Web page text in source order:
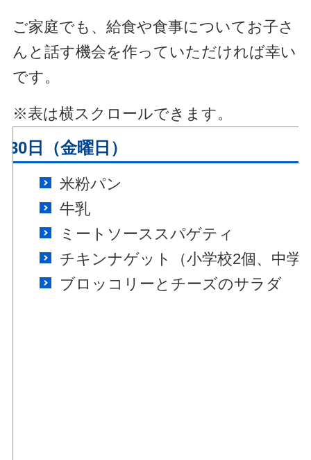
ご家庭でも、給食や食事についてお子さ
んと話す機会を作っていただければ幸い
です。
※表は横スクロールできます。
30日（金曜日）
米粉パン
牛乳
ミートソーススパゲティ
チキンナゲット（小学校2個、中学
ブロッコリーとチーズのサラダ